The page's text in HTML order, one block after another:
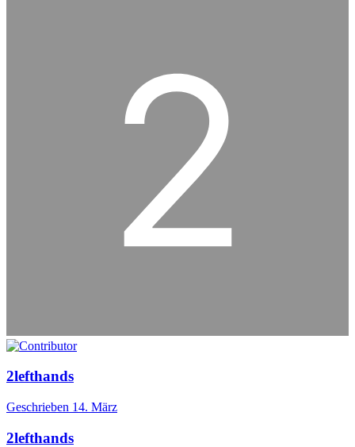
2lefthands
Geschrieben 14. März
2lefthands